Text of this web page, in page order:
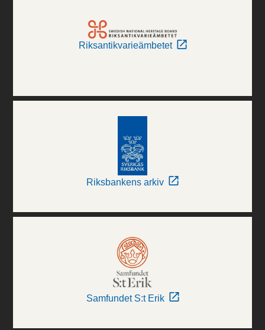
Riksantikvarieämbetet
Riksbankens arkiv
Samfundet S:t Erik